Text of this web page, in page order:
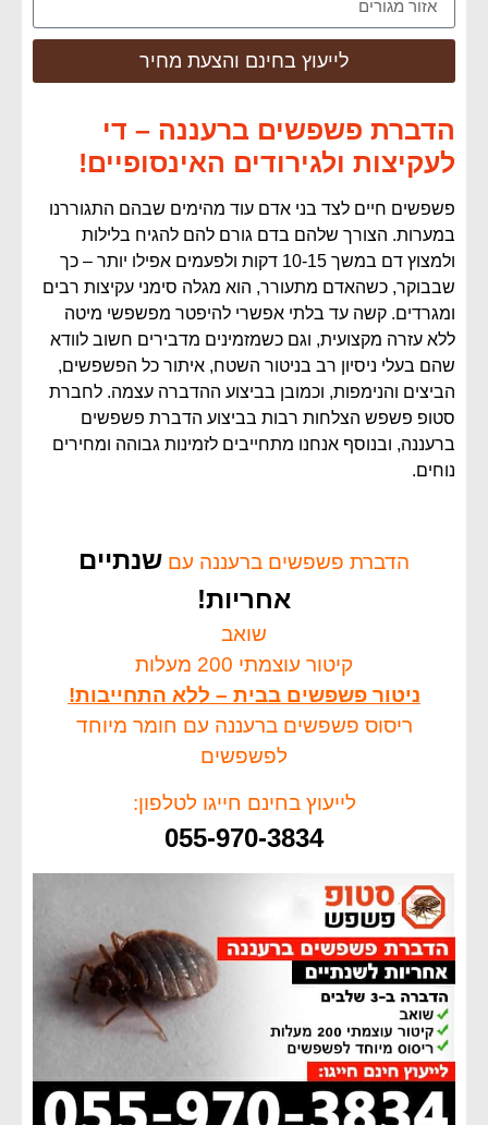
לייעוץ בחינם והצעת מחיר
הדברת פשפשים ברעננה – די
לעקיצות ולגירודים האינסופיים!
פשפשים חיים לצד בני אדם עוד מהימים שבהם התגוררנו
במערות. הצורך שלהם בדם גורם להם להגיח בלילות
ולמצוץ דם במשך 10-15 דקות ולפעמים אפילו יותר – כך
שבבוקר, כשהאדם מתעורר, הוא מגלה סימני עקיצות רבים
ומגרדים. קשה עד בלתי אפשרי להיפטר מפשפשי מיטה
ללא עזרה מקצועית, וגם כשמזמינים מדבירים חשוב לוודא
שהם בעלי ניסיון רב בניטור השטח, איתור כל הפשפשים,
הביצים והנימפות, וכמובן בביצוע ההדברה עצמה. לחברת
סטופ פשפש הצלחות רבות בביצוע הדברת פשפשים
ברעננה, ובנוסף אנחנו מתחייבים לזמינות גבוהה ומחירים
נוחים.
הדברת פשפשים ברעננה עם שנתיים
אחריות!
שואב
קיטור עוצמתי 200 מעלות
ניטור פשפשים בבית – ללא התחייבות!
ריסוס פשפשים ברעננה עם חומר מיוחד
לפשפשים
לייעוץ בחינם חייגו לטלפון:
055-970-3834